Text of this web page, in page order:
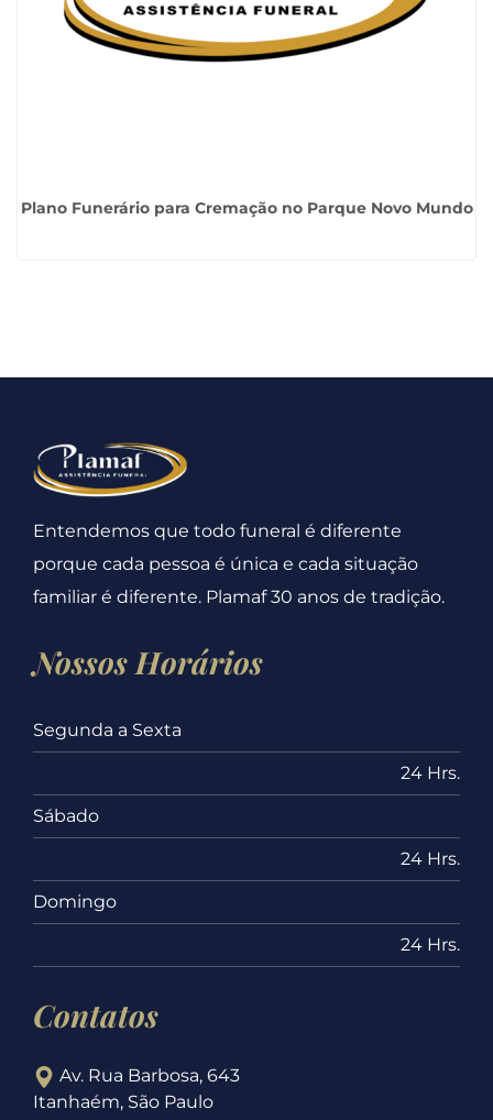
Plano Funerário para Cremação no Parque Novo Mundo
Entendemos que todo funeral é diferente
porque cada pessoa é única e cada situação
familiar é diferente. Plamaf 30 anos de tradição.
Nossos Horários
Segunda a Sexta
24 Hrs.
Sábado
24 Hrs.
Domingo
24 Hrs.
Contatos
Av. Rua Barbosa, 643
Itanhaém, São Paulo